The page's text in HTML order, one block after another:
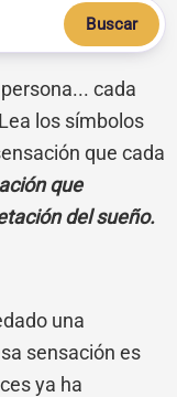
Buscar
cada
los símbolos
que cada
que
del sueño.
una
sensación es
ya ha